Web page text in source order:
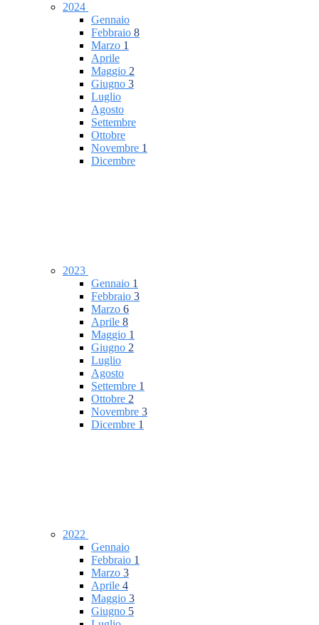
2024
Gennaio
Febbraio 8
Marzo 1
Aprile
Maggio 2
Giugno 3
Luglio
Agosto
Settembre
Ottobre
Novembre 1
Dicembre
2023
Gennaio 1
Febbraio 3
Marzo 6
Aprile 8
Maggio 1
Giugno 2
Luglio
Agosto
Settembre 1
Ottobre 2
Novembre 3
Dicembre 1
2022
Gennaio
Febbraio 1
Marzo 3
Aprile 4
Maggio 3
Giugno 5